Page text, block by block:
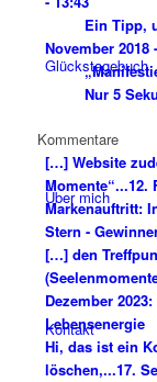
Glückstagebuch
Über mich
Kontakt
Ein Tipp,
November 2018
Nur 5
Kommentare
[…] Website
Momente“...12.
Markenauftritt:
Stern -
[…] den
Dezember
Lebensenergie
Hi, das ist ein
löschen,...17.